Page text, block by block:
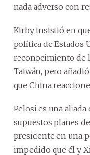
nada adverso con
Kirby insistió en
política de Estados
reconocimiento de
Taiwán, pero
que China
Pelosi es una aliada
supuestos planes
presidente en una
impedido que él y